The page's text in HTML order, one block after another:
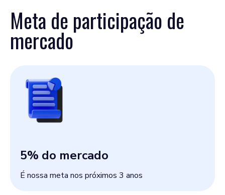
Meta de participação de
mercado
5% do mercado
É nossa meta nos próximos 3 anos